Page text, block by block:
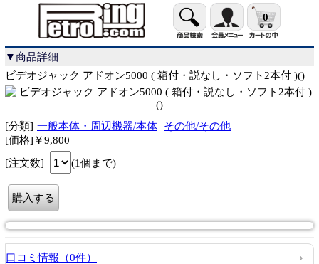
0
▼商品詳細
ビデオジャック アドオン5000 ( 箱付・説なし・ソフト2本付 )()
[分類] 一般本体・周辺機器/本体
その他/その他
[価格]￥9,800
[注文数]
(1個まで)
口コミ情報（0件）